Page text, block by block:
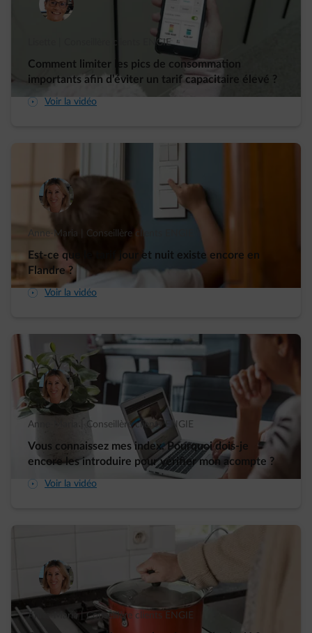
Lisette | Conseillère clients ENGIE
Comment limiter les pics de consommation
importants afin d’éviter un tarif capacitaire élevé ?
arrow-play-fwd Voir la vidéo
Anne-Maria | Conseillère clients ENGIE
Est-ce que le tarif jour et nuit existe encore en
Flandre ?
arrow-play-fwd Voir la vidéo
Anne-Maria | Conseillère clients ENGIE
Vous connaissez mes index. Pourquoi dois-je
encore les introduire pour vérifier mon acompte ?
arrow-play-fwd Voir la vidéo
Anne-Maria | Conseillère clients ENGIE